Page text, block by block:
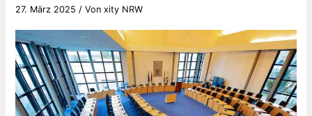
27. März 2025 / Vonxity NRW